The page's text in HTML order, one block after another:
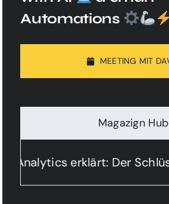
Automations
MEETING MIT
Magazign Hub
Analytics erklärt: Der